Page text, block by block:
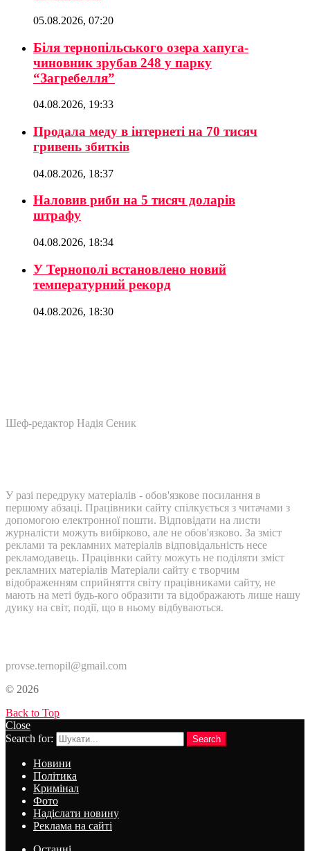
05.08.2026, 07:20
Біля тернопільського озера хапуга-
чиновник зрубав 248 у парку
“Загребелля”
04.08.2026, 19:33
Продала меду в інтернеті на 70 тисяч
гривень збитків
04.08.2026, 18:37
Наловив риби на 5 тисяч доларів
штрафу
04.08.2026, 18:34
У Тернополі встановлено новий
температурний рекорд
04.08.2026, 18:30
Шеф-редактор Надія Сеник
У разі передруку матеріалів - обов'язкове посилання в
першому абзаці. Працівники сайту спілкується з читачами з
допомогою електронної пошти. Відповідати на листи
журналісти можуть вибірково, але не обов'язково. За зміст
реклами та рекламних матеріалів відповідальність несе
рекламодавець. Працівнки сайту можуть не поділяти зміст
рекламних матеріалів Матеріали сайту є творчим
відображенням сприйняття світу працівниками сайту, не
мають на меті будь-кого образити та відображають лише нашу
дуику на світ, події, що в ньому відбуваються.
provse.ternopil@gmail.com
© 2026
Back to Top
Close
Search for:
Search
Новини
Політика
Кримінал
Фото
Надіслати новину
Реклама на сайті